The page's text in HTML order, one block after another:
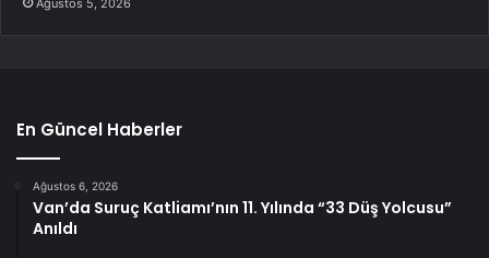
Ağustos 5, 2026
En Güncel Haberler
Ağustos 6, 2026
Van’da Suruç Katliamı’nın 11. Yılında “33 Düş Yolcusu”
Anıldı